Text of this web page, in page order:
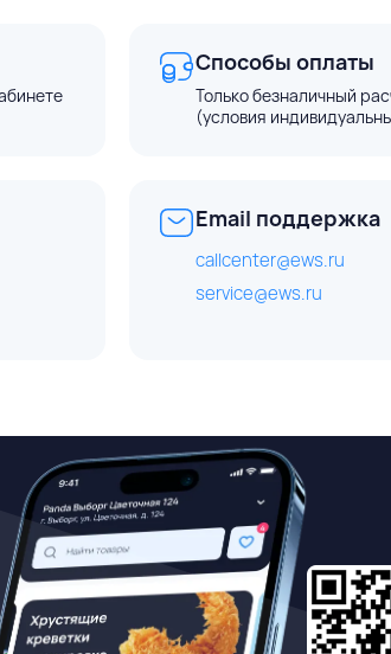
Способы оплаты
Только безналичный
(условия
Email поддержка
callcenter@ews.ru
service@ews.ru